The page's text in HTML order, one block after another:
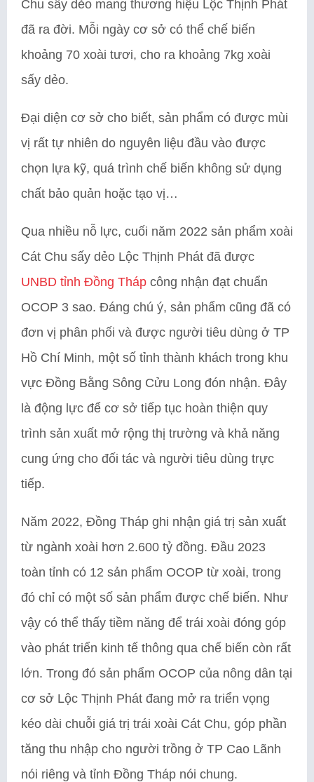
Chu sấy dẻo mang thương hiệu Lộc Thịnh Phát
đã ra đời. Mỗi ngày cơ sở có thể chế biến
khoảng 70 xoài tươi, cho ra khoảng 7kg xoài
sấy dẻo.
Đại diện cơ sở cho biết, sản phẩm có được mùi
vị rất tự nhiên do nguyên liệu đầu vào được
chọn lựa kỹ, quá trình chế biến không sử dụng
chất bảo quản hoặc tạo vị…
Qua nhiều nỗ lực, cuối năm 2022 sản phẩm xoài
Cát Chu sấy dẻo Lộc Thịnh Phát đã được
UNBD tỉnh Đồng Tháp công nhận đạt chuẩn
OCOP 3 sao. Đáng chú ý, sản phẩm cũng đã có
đơn vị phân phối và được người tiêu dùng ở TP
Hồ Chí Minh, một số tỉnh thành khách trong khu
vực Đồng Bằng Sông Cửu Long đón nhận. Đây
là động lực để cơ sở tiếp tục hoàn thiện quy
trình sản xuất mở rộng thị trường và khả năng
cung ứng cho đối tác và người tiêu dùng trực
tiếp.
Năm 2022, Đồng Tháp ghi nhận giá trị sản xuất
từ ngành xoài hơn 2.600 tỷ đồng. Đầu 2023
toàn tỉnh có 12 sản phẩm OCOP từ xoài, trong
đó chỉ có một số sản phẩm được chế biến. Như
vậy có thể thấy tiềm năng để trái xoài đóng góp
vào phát triển kinh tế thông qua chế biến còn rất
lớn. Trong đó sản phẩm OCOP của nông dân tại
cơ sở Lộc Thịnh Phát đang mở ra triển vọng
kéo dài chuỗi giá trị trái xoài Cát Chu, góp phần
tăng thu nhập cho người trồng ở TP Cao Lãnh
nói riêng và tỉnh Đồng Tháp nói chung.